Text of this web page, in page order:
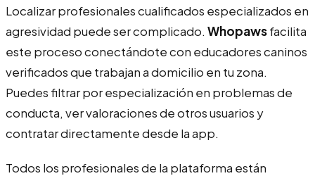
Localizar profesionales cualificados especializados en
agresividad puede ser complicado. Whopawsfacilita
este proceso conectándote con educadores caninos
verificados que trabajan a domicilio en tu zona.
Puedes filtrar por especialización en problemas de
conducta, ver valoraciones de otros usuarios y
contratar directamente desde la app.
Todos los profesionales de la plataforma están